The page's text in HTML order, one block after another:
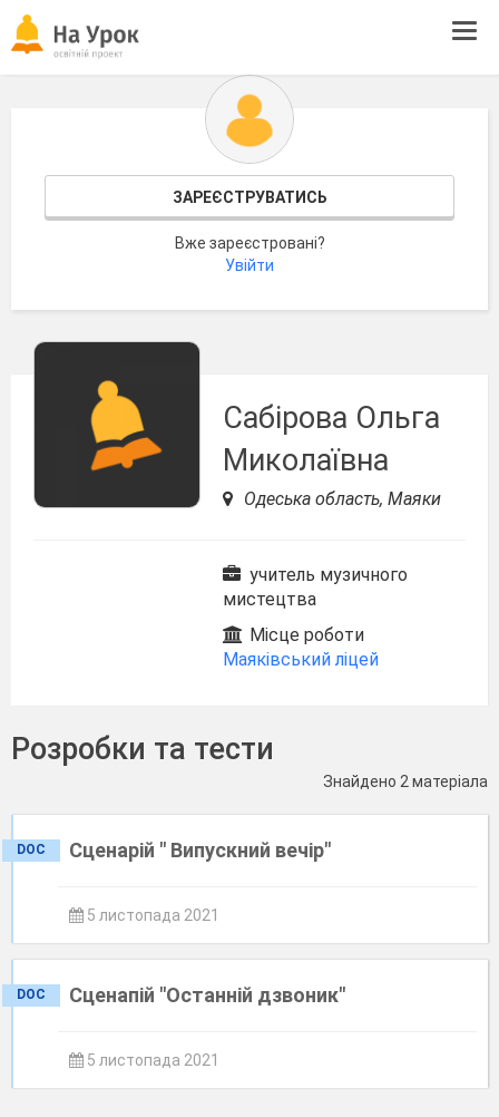
ЗАРЕЄСТРУВАТИСЬ
Вже зареєстровані?
Увійти
Сабiрова Ольга
Миколаївна
Одеська область, Маяки
учитель музичного
мистецтва
Місце роботи
Маяківський ліцей
Розробки та тести
Знайдено 2 матеріала
DOC Сценарій " Випускний вечір"
5 листопада 2021
DOC Сценапій "Останній дзвоник"
5 листопада 2021